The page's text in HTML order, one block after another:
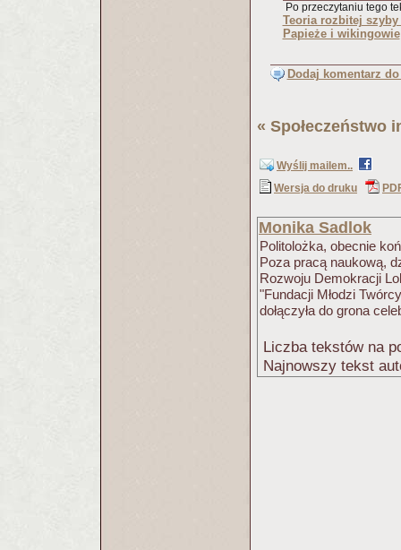
Po przeczytaniu tego
Teoria rozbitej
Papieże i wikingowie
Dodaj komentarz
« Społeczeństwo
Wyślij mailem..
Wersja do druku
Monika Sadlok
Politolożka, obecnie
Poza pracą naukową,
Rozwoju Demokracji
"Fundacji Młodzi
dołączyła do grona
Liczba tekstów na
Najnowszy tekst